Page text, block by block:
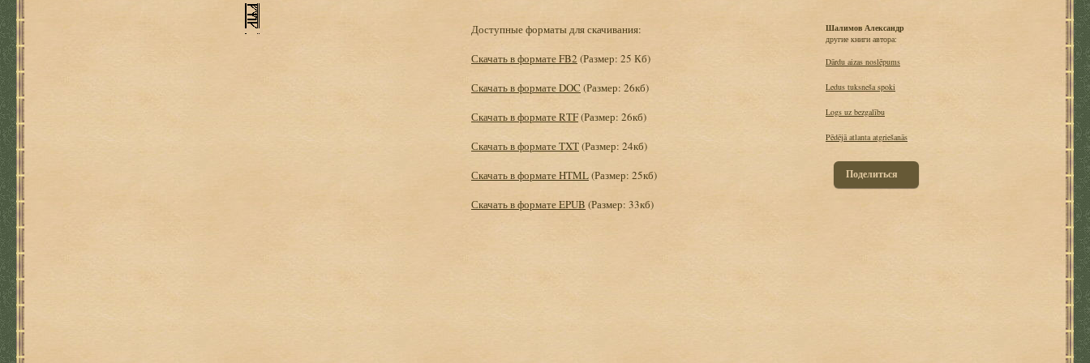
Доступные форматы для скачивания:
Скачать в формате FB2 (Размер: 25 Кб)
Скачать в формате DOC (Размер: 26кб)
Скачать в формате RTF(Размер: 26кб)
Скачать в формате TXT(Размер: 24кб)
Скачать в формате HTML(Размер: 25кб)
Скачать в формате EPUB (Размер: 33кб)
Шалимов Александр
другие книги автора:
Dārdu aizas noslēpums
Ledus tuksneša spoki
Logs uz bezgalību
Pēdējā atlanta atgriešanās
Поделиться